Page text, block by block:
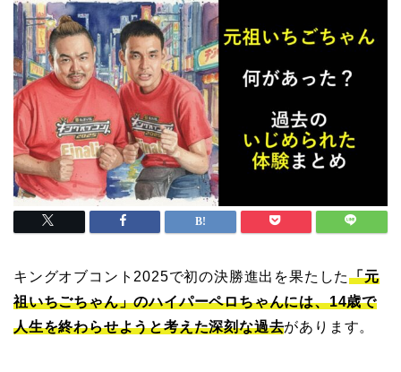
キングオブコント2025で初の決勝進出を果たした「元
祖いちごちゃん」のハイパーペロちゃんには、14歳で
人生を終わらせようと考えた深刻な過去があります。